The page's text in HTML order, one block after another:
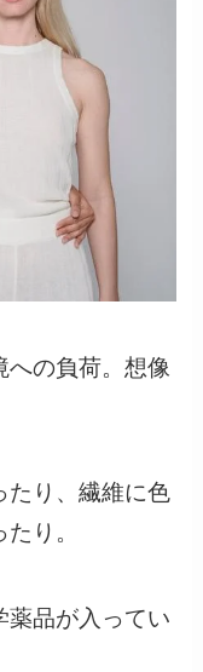
への負荷。想像
たり、繊維に色
り。
薬品が入ってい